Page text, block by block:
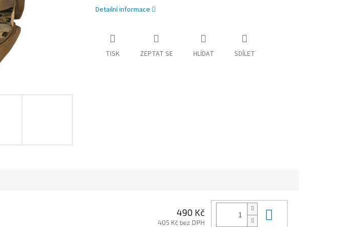
Detailní informace
TISK ZEPTAT SE HLÍDAT SDÍLET
490 Kč
405 Kč bez DPH